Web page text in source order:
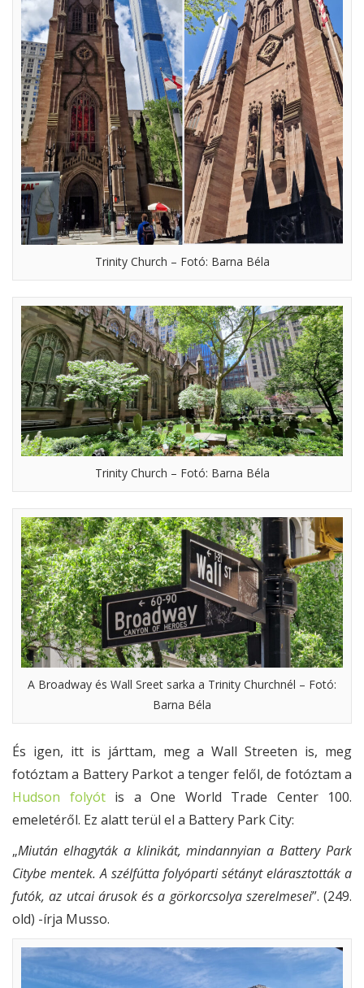
Trinity Church – Fotó: Barna Béla
Trinity Church – Fotó: Barna Béla
A Broadway és Wall Sreet sarka a Trinity Churchnél – Fotó:
Barna Béla
És igen, itt is járttam, meg a Wall Streeten is, meg
fotóztam a Battery Parkot a tenger felől, de fotóztam a
Hudson folyótis a One World Trade Center 100.
emeletéről. Ez alatt terül el a Battery Park City:
„Miután elhagyták a klinikát, mindannyian a Battery Park
Citybe mentek. A szélfútta folyóparti sétányt elárasztották a
futók, az utcai árusok és a görkorcsolya szerelmesei”. (249.
old) -írja Musso.